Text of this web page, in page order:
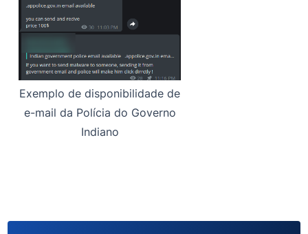
Exemplo de disponibilidade de
e-mail da Polícia do Governo
Indiano